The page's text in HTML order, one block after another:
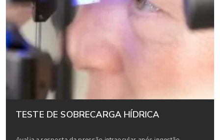
TESTE DE SOBRECARGA HÍDRICA